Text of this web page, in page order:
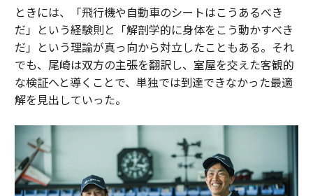
ときには、「飛行機や自動車のシートはこうあるべき
だ」という経験則と「解剖学的に身体をこう動かすべき
だ」という理論が真っ向から対立したこともある。それ
でも、尾崎は双方の主張を翻訳し、室屋を交えた客観的
な検証へと導くことで、単独では到達できなかった最適
解を見出していった。